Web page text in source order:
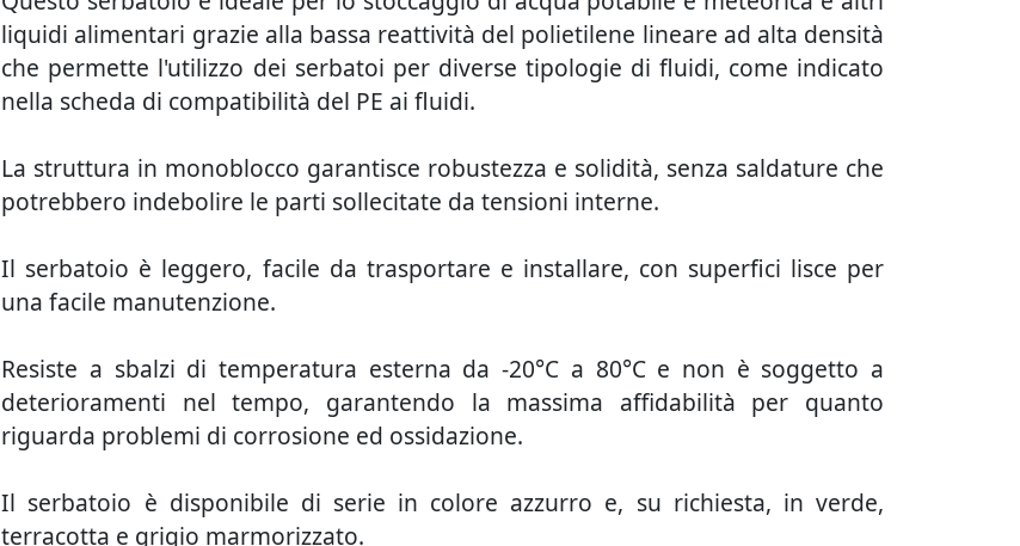
liquidi alimentari grazie alla bassa reattività del polietilene lineare ad alta densità
che permette l'utilizzo dei serbatoi per diverse tipologie di fluidi, come indicato
nella scheda di compatibilità del PE ai fluidi.
La struttura in monoblocco garantisce robustezza e solidità, senza saldature che
potrebbero indebolire le parti sollecitate da tensioni interne.
Il serbatoio è leggero, facile da trasportare e installare, con superfici lisce per
una facile manutenzione.
Resiste a sbalzi di temperatura esterna da -20°C a 80°C e non è soggetto a
deterioramenti nel tempo, garantendo la massima affidabilità per quanto
riguarda problemi di corrosione ed ossidazione.
Il serbatoio è disponibile di serie in colore azzurro e, su richiesta, in verde,
terracotta e grigio marmorizzato.